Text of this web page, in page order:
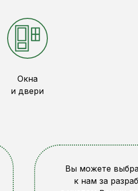
Окна
и двери
Вы можете
к нам за